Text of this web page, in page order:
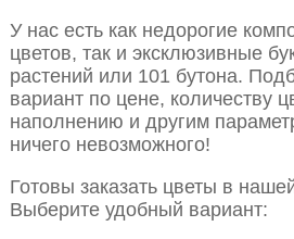
У нас есть как недорогие
цветов, так и эксклюзивные
растений или 101 бутона.
вариант по цене, количеству
наполнению и другим
ничего невозможного!
Готовы заказать цветы в
Выберите удобный вариант: